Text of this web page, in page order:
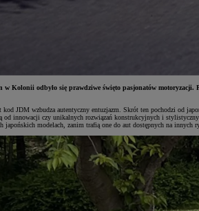
w Kolonii odbyło się prawdziwe święto pasjonatów
JDM wzbudza autentyczny entuzjazm. Skrót ten pochodzi od
innowacji czy unikalnych rozwiązań konstrukcyjnych i
japońskich modelach, zanim trafią one do aut dostępnych na innych